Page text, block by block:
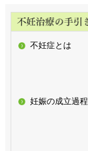
不妊症とは
妊娠の成立過程